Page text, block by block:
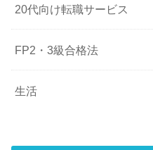
20代向け転職サービス
FP2・3級合格法
生活